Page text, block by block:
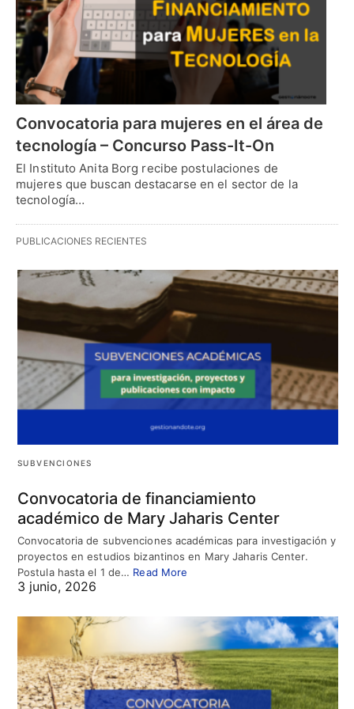
Convocatoria para mujeres en el área de
tecnología – Concurso Pass-It-On
El Instituto Anita Borg recibe postulaciones de
mujeres que buscan destacarse en el sector de la
tecnología…
PUBLICACIONES RECIENTES
SUBVENCIONES
Convocatoria de financiamiento
académico de Mary Jaharis Center
Convocatoria de subvenciones académicas para investigación y
proyectos en estudios bizantinos en Mary Jaharis Center.
Postula hasta el 1 de… Read More
3 junio, 2026